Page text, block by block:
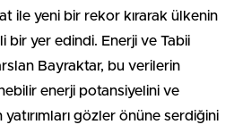
ile yeni bir rekor kırarak ülkenin
bir yer edindi. Enerji ve Tabii
Bayraktar, bu verilerin
enerji potansiyelini ve
yatırımları gözler önüne serdiğini